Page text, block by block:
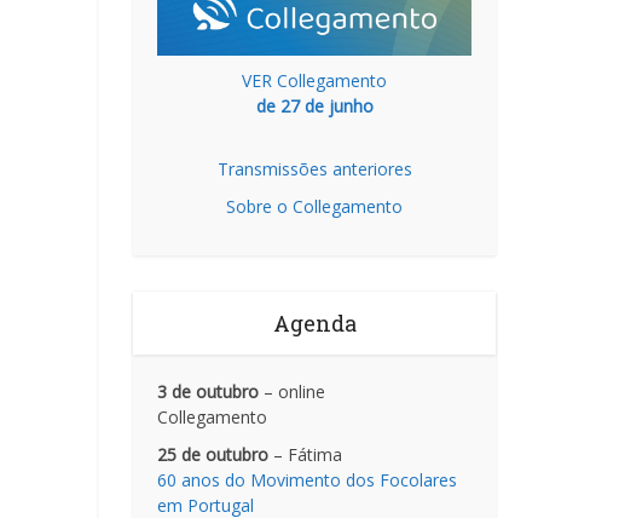
VER Collegamento
de 27 de junho
Transmissões anteriores
Sobre o Collegamento
Agenda
3 de outubro – online
Collegamento
25 de outubro – Fátima
60 anos do Movimento dos Focolares
em Portugal